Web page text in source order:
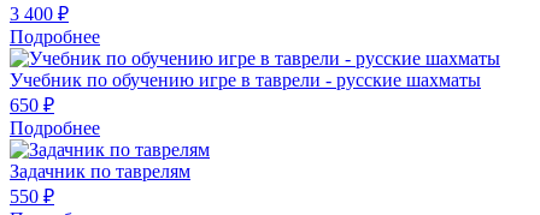
3 400 ₽
Подробнее
Учебник по обучению игре в таврели - русские шахматы
650 ₽
Подробнее
Задачник по таврелям
550 ₽